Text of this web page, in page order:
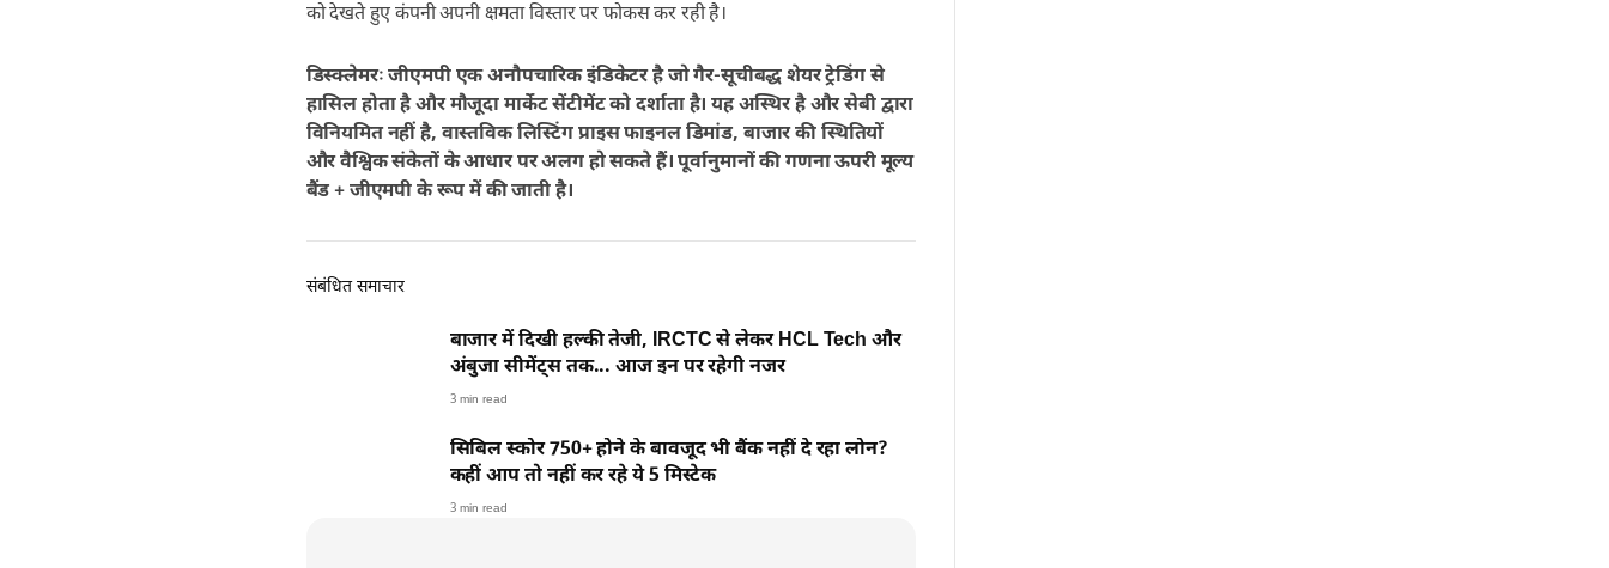
को देखते हुए कंपनी अपनी क्षमता विस्तार पर फोकस कर रही है।
डिस्क्लेमरः जीएमपी एक अनौपचारिक इंडिकेटर है जो गैर-सूचीबद्ध शेयर ट्रेडिंग से
हासिल होता है और मौजूदा मार्केट सेंटीमेंट को दर्शाता है। यह अस्थिर है और सेबी द्वारा
विनियमित नहीं है, वास्तविक लिस्टिंग प्राइस फाइनल डिमांड, बाजार की स्थितियों
और वैश्विक संकेतों के आधार पर अलग हो सकते हैं। पूर्वानुमानों की गणना ऊपरी मूल्य
बैंड + जीएमपी के रूप में की जाती है।
संबंधित समाचार
बाजार में दिखी हल्की तेजी, IRCTC से लेकर HCL Tech और
अंबुजा सीमेंट्स तक... आज इन पर रहेगी नजर
3 min read
सिबिल स्कोर 750+ होने के बावजूद भी बैंक नहीं दे रहा लोन?
कहीं आप तो नहीं कर रहे ये 5 मिस्टेक
3 min read